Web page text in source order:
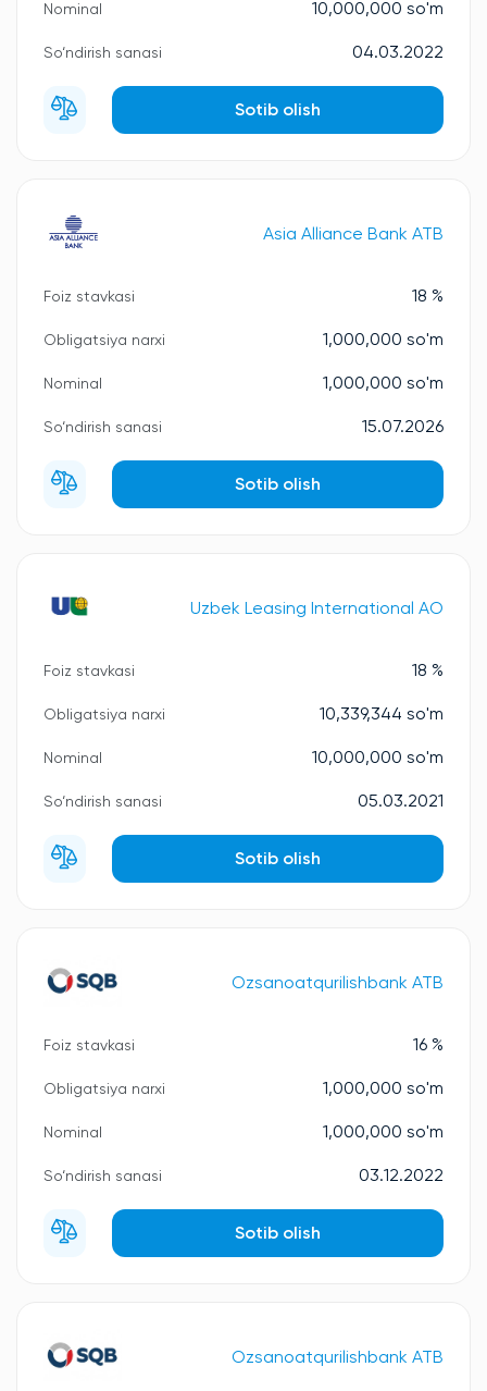
Nominal 10,000,000 so'm
So‘ndirish sanasi 04.03.2022
Sotib olish
Asia Alliance Bank ATB
Foiz stavkasi 18 %
Obligatsiya narxi 1,000,000 so'm
Nominal 1,000,000 so'm
So‘ndirish sanasi 15.07.2026
Sotib olish
Uzbek Leasing International AO
Foiz stavkasi 18 %
Obligatsiya narxi 10,339,344 so'm
Nominal 10,000,000 so'm
So‘ndirish sanasi 05.03.2021
Sotib olish
Ozsanoatqurilishbank ATB
Foiz stavkasi 16 %
Obligatsiya narxi 1,000,000 so'm
Nominal 1,000,000 so'm
So‘ndirish sanasi 03.12.2022
Sotib olish
Ozsanoatqurilishbank ATB